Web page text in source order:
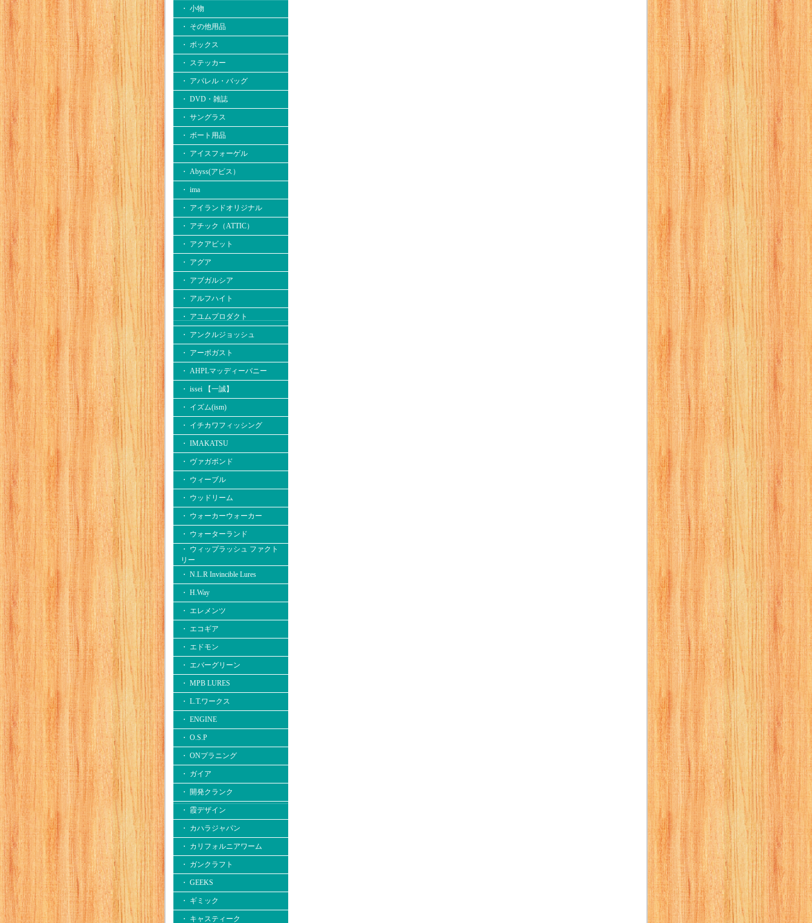
・ 小物
・ その他用品
・ ボックス
・ ステッカー
・ アパレル・バッグ
・ DVD・雑誌
・ サングラス
・ ボート用品
・ アイスフォーゲル
・ Abyss(アビス）
・ ima
・ アイランドオリジナル
・ アチック（ATTIC）
・ アクアビット
・ アグア
・ アブガルシア
・ アルフハイト
・ アユムプロダクト
・ アンクルジョッシュ
・ アーボガスト
・ AHPLマッディーバニー
・ issei 【一誠】
・ イズム(ism)
・ イチカワフィッシング
・ IMAKATSU
・ ヴァガボンド
・ ウィーブル
・ ウッドリーム
・ ウォーカーウォーカー
・ ウォーターランド
・ ウィップラッシュ ファクト
リー
・ N.L.R Invincible Lures
・ H.Way
・ エレメンツ
・ エコギア
・ エドモン
・ エバーグリーン
・ MPB LURES
・ L.T.ワークス
・ ENGINE
・ O.S.P
・ ONプラニング
・ ガイア
・ 開発クランク
・ 霞デザイン
・ カハラジャパン
・ カリフォルニアワーム
・ ガンクラフト
・ GEEKS
・ ギミック
・ キャスティーク